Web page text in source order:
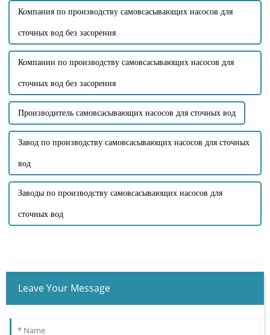
Компания по производству самовсасывающих насосов для
сточных вод без засорения
Компании по производству самовсасывающих насосов для
сточных вод без засорения
Производитель самовсасывающих насосов для сточных вод
Завод по производству самовсасывающих насосов для сточных
вод
Заводы по производству самовсасывающих насосов для
сточных вод
Leave Your Message